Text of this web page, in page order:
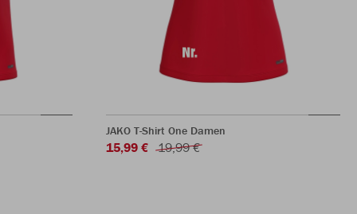
JAKO T-Shirt One Damen
15,99 € 19,99 €